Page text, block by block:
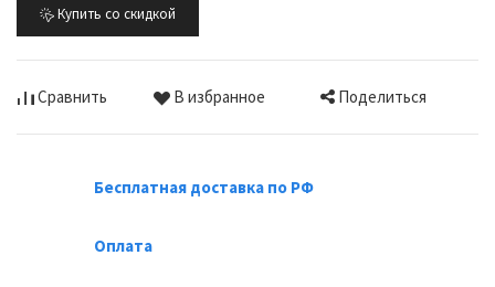
Купить со скидкой
Сравнить В избранное Поделиться
Бесплатная доставка по РФ
Оплата